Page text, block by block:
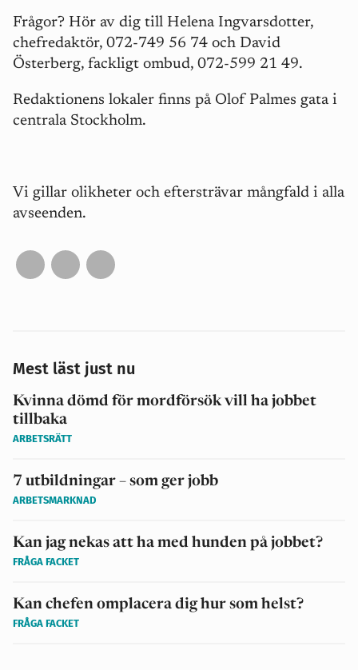
Frågor? Hör av dig till Helena Ingvarsdotter,
chefredaktör, 072-749 56 74 och David
Österberg, fackligt ombud, 072-599 21 49.
Redaktionens lokaler finns på Olof Palmes gata i
centrala Stockholm.
Vi gillar olikheter och eftersträvar mångfald i alla
avseenden.
Mest läst just nu
Kvinna dömd för mordförsök vill ha jobbet
tillbaka
ARBETSRÄTT
7 utbildningar – som ger jobb
ARBETSMARKNAD
Kan jag nekas att ha med hunden på jobbet?
FRÅGA FACKET
Kan chefen omplacera dig hur som helst?
FRÅGA FACKET